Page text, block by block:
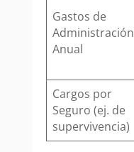
Gastos de
Administración
Anual
Cargos por
Seguro (ej. de
supervivencia)